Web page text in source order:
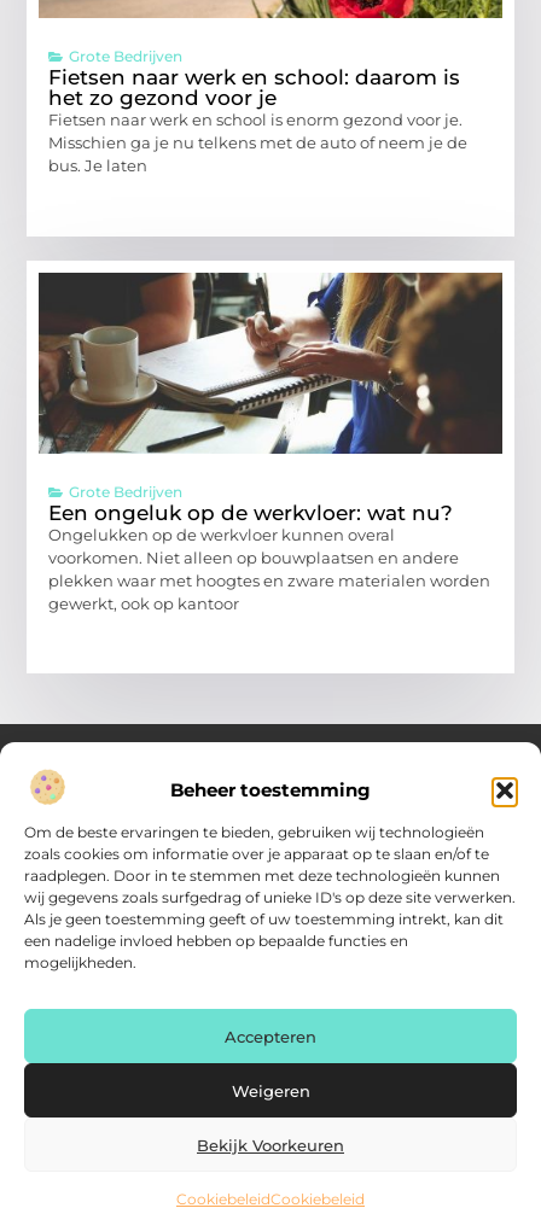
Beheer toestemming
Om de beste ervaringen te bieden, gebruiken wij technologieën
zoals cookies om informatie over je apparaat op te slaan en/of te
raadplegen. Door in te stemmen met deze technologieën kunnen
wij gegevens zoals surfgedrag of unieke ID's op deze site verwerken.
Als je geen toestemming geeft of uw toestemming intrekt, kan dit
een nadelige invloed hebben op bepaalde functies en
mogelijkheden.
Accepteren
Weigeren
Bekijk Voorkeuren
CookiebeleidCookiebeleid
Grote Bedrijven
Fietsen naar werk en school: daarom is
het zo gezond voor je
Fietsen naar werk en school is enorm gezond voor je.
Misschien ga je nu telkens met de auto of neem je de
bus. Je laten
Grote Bedrijven
Een ongeluk op de werkvloer: wat nu?
Ongelukken op de werkvloer kunnen overal
voorkomen. Niet alleen op bouwplaatsen en andere
plekken waar met hoogtes en zware materialen worden
gewerkt, ook op kantoor
Inzicht en inspiratie voor jouw dagelijkse keuzes
Ontdek gevarieerde content vol praktische tips, doordachte
inzichten en vernieuwende ideeën. Alles wat je nodig hebt om
met meer overzicht.